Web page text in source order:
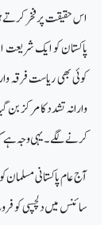
اس حقیقت پر فخر کرتے
پاکستان کو ایک شریعت
کوئی بھی ریاست فرقہ
وارانہ تشدد کا مرکز
کرنے لگے۔ یہی وجہ ہے
آج عام پاکستانی
سائنس میں دلچسپی کو